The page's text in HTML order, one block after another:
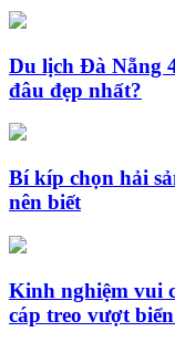
Du lịch Đà Nẵng
đâu đẹp nhất?
Bí kíp chọn hải
nên biết
Kinh nghiệm vui
cáp treo vượt